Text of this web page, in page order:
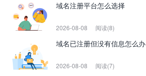
域名注册平台怎么选择
2026-08-08 阅读(8)
域名已注册但没有信息怎么办
2026-08-08 阅读(7)